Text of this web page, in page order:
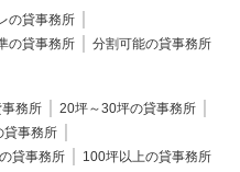
の貸事務所
の貸事務所 分割可能の貸事務所
務所
20坪～30坪の貸事務所
貸事務所
貸事務所 100坪以上の貸事務所